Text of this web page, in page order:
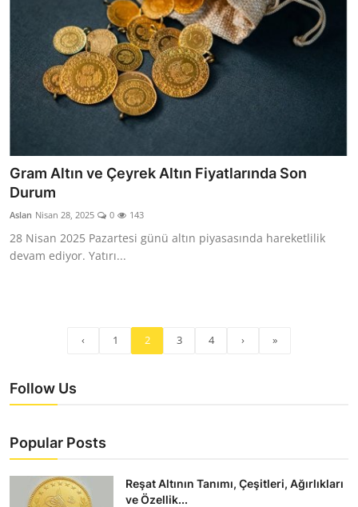
Gram Altın ve Çeyrek Altın Fiyatlarında Son
Durum
Aslan Nisan 28, 2025 0 143
28 Nisan 2025 Pazartesi günü altın piyasasında hareketlilik
devam ediyor. Yatırı...
‹ 1 2 3 4 › »
Follow Us
Popular Posts
Reşat Altının Tanımı, Çeşitleri, Ağırlıkları
ve Özellik...